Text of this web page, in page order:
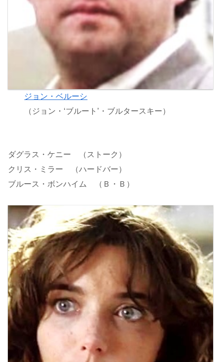
ジョン・ベルーシ
（ジョン・‘ブルート’・ブルタースキー）
ダグラス・ケニー （ストーク）
クリス・ミラー （ハードバー）
ブルース・ボンハイム （Ｂ・Ｂ）